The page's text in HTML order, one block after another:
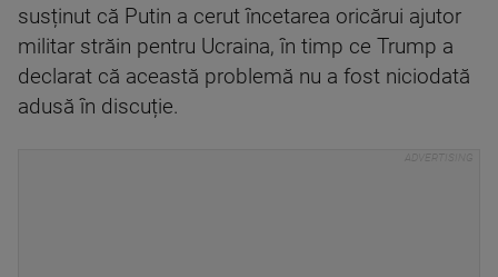
susținut că Putin a cerut încetarea oricărui ajutor
militar străin pentru Ucraina, în timp ce Trump a
declarat că această problemă nu a fost niciodată
adusă în discuție.